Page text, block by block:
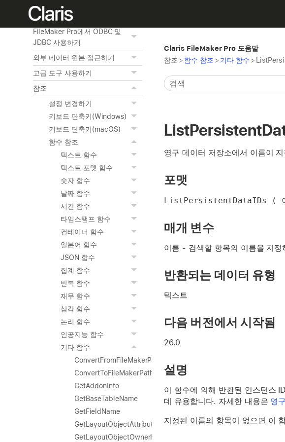
웹 상에서 데이터베이스 발행하
기
FileMaker Pro에서 ODBC 및
JDBC 사용하기
외부 데이터 원본 접근하기
고급 도구 사용하기
참조
설정 변경하기
키보드 단축키(Windows)
키보드 단축키(macOS)
함수 참조
텍스트 함수
텍스트 포맷 함수
숫자 함수
날짜 함수
시간 함수
타임스탬프 함수
컨테이너 함수
일본어 함수
JSON 함수
집계 함수
반복 함수
재무 함수
삼각 함수
논리 함수
인공지능 함수
기타 함수
ConvertFromFileMakerPath
ConvertToFileMakerPath
GetAddonInfo
GetBaseTableName
GetFieldName
GetLayoutObjectAttribute
GetLayoutObjectOwnerInfo
Claris FileMaker Pro 도움말
참조 > 함수 참조 > 기타 함수 >
영구 데이터 저장소에서 이름이
포맷
ListPersistentDataIDs (
매개 변수
이름 - 검색할 항목의 이름을 지
반환되는 데이터 유형
텍스트
다음 버전에서 시작됨
26.0
설명
이 함수에 의해 반환된 인스턴스
데 유용합니다. 자세한 내용은 영
지정된 이름의 항목이 없으면 이